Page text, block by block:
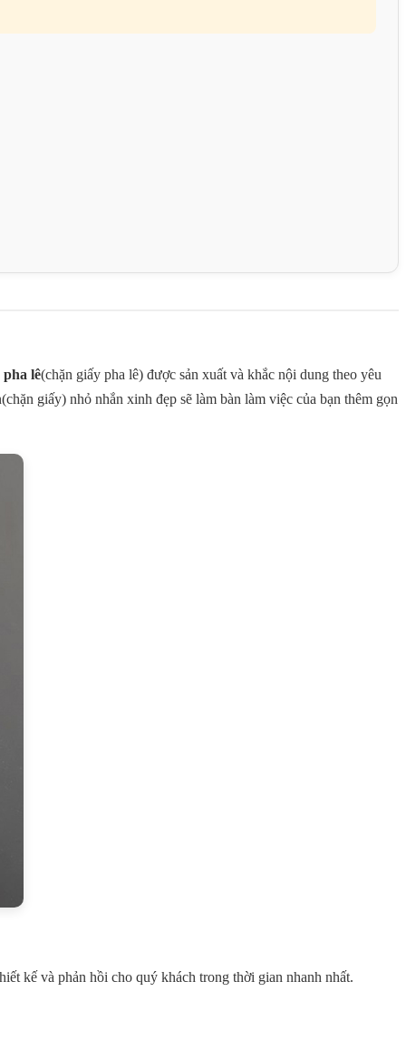
lê(chặn giấy pha lê) được sản xuất và khắc nội dung theo yêu
giấy) nhỏ nhắn xinh đẹp sẽ làm bàn làm việc của bạn thêm gọn
kế và phản hồi cho quý khách trong thời gian nhanh nhất.